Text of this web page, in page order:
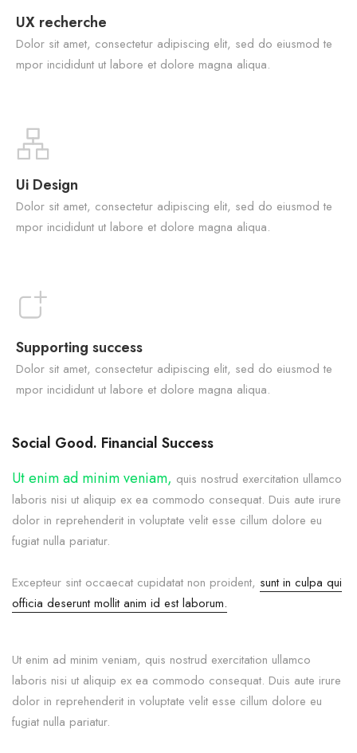
UX recherche
Dolor sit amet, consectetur adipiscing elit, sed do eiusmod te
mpor incididunt ut labore et dolore magna aliqua.
Ui Design
Dolor sit amet, consectetur adipiscing elit, sed do eiusmod te
mpor incididunt ut labore et dolore magna aliqua.
Supporting success
Dolor sit amet, consectetur adipiscing elit, sed do eiusmod te
mpor incididunt ut labore et dolore magna aliqua.
Social Good. Financial Success
Ut enim ad minim veniam, quis nostrud exercitation ullamco
laboris nisi ut aliquip ex ea commodo consequat. Duis aute irure
dolor in reprehenderit in voluptate velit esse cillum dolore eu
fugiat nulla pariatur.
Excepteur sint occaecat cupidatat non proident, sunt in culpa qui
officia deserunt mollit anim id est laborum.
Ut enim ad minim veniam, quis nostrud exercitation ullamco
laboris nisi ut aliquip ex ea commodo consequat. Duis aute irure
dolor in reprehenderit in voluptate velit esse cillum dolore eu
fugiat nulla pariatur.